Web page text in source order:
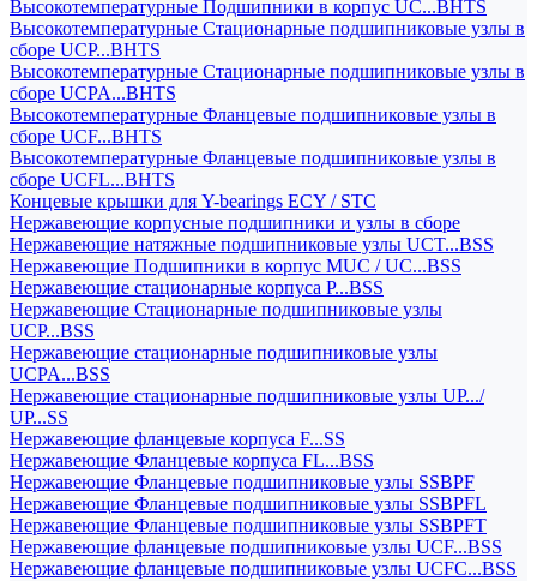
Высокотемпературные Подшипники в корпус UC...BHTS
Высокотемпературные Стационарные подшипниковые узлы в
сборе UCP...BHTS
Высокотемпературные Стационарные подшипниковые узлы в
сборе UCPA...BHTS
Высокотемпературные Фланцевые подшипниковые узлы в
сборе UCF...BHTS
Высокотемпературные Фланцевые подшипниковые узлы в
сборе UCFL...BHTS
Концевые крышки для Y-bearings ECY / STC
Нержавеющие корпусные подшипники и узлы в сборе
Нержавеющие натяжные подшипниковые узлы UCT...BSS
Нержавеющие Подшипники в корпус MUC / UC...BSS
Нержавеющие стационарные корпуса P...BSS
Нержавеющие Стационарные подшипниковые узлы
UCP...BSS
Нержавеющие стационарные подшипниковые узлы
UCPA...BSS
Нержавеющие стационарные подшипниковые узлы UP.../
UP...SS
Нержавеющие фланцевые корпуса F...SS
Нержавеющие Фланцевые корпуса FL...BSS
Нержавеющие Фланцевые подшипниковые узлы SSBPF
Нержавеющие Фланцевые подшипниковые узлы SSBPFL
Нержавеющие Фланцевые подшипниковые узлы SSBPFT
Нержавеющие фланцевые подшипниковые узлы UCF...BSS
Нержавеющие фланцевые подшипниковые узлы UCFC...BSS